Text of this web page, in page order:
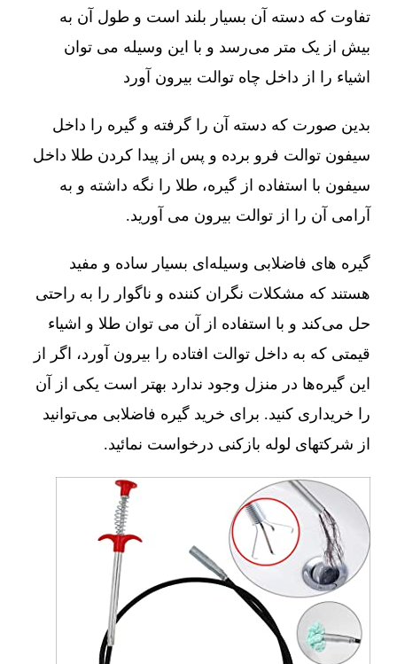
تفاوت که دسته آن بسیار بلند است و طول آن به
بیش از یک متر می‌رسد و با این وسیله می توان
اشیاء را از داخل چاه توالت بیرون آورد
بدین صورت که دسته آن را گرفته و گیره را داخل
سیفون توالت فرو برده و پس از پیدا کردن طلا داخل
سیفون با استفاده از گیره، طلا را نگه داشته و به
آرامی آن را از توالت بیرون می آورید.
گیره های فاضلابی وسیله‌ای بسیار ساده و مفید
هستند که مشکلات نگران کننده و ناگوار را به راحتی
حل می‌کند و با استفاده از آن می توان طلا و اشیاء
قیمتی که به داخل توالت افتاده را بیرون آورد، اگر از
این گیره‌ها در منزل وجود ندارد بهتر است یکی از آن
را خریداری کنید. برای خرید گیره فاضلابی می‌توانید
از شرکتهای لوله بازکنی درخواست نمائید.